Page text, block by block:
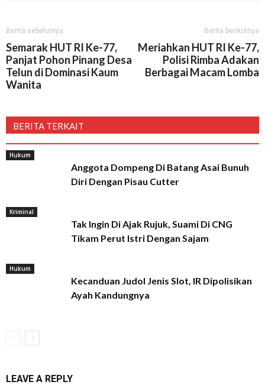
Berita sebelumya
Semarak HUT RI Ke-77,
Panjat Pohon Pinang Desa
Telun di Dominasi Kaum
Wanita
Berita berikutnya
Meriahkan HUT RI Ke-77,
Polisi Rimba Adakan
Berbagai Macam Lomba
BERITA TERKAIT
Hukum
Anggota Dompeng Di Batang Asai Bunuh
Diri Dengan Pisau Cutter
Kriminal
Tak Ingin Di Ajak Rujuk, Suami Di CNG
Tikam Perut Istri Dengan Sajam
Hukum
Kecanduan Judol Jenis Slot, IR Dipolisikan
Ayah Kandungnya
LEAVE A REPLY